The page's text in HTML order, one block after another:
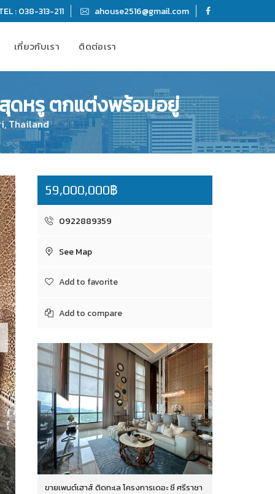
: 038-313-211 ahouse2516@gmail.com
เกี่ยวกับเรา ติดต่อเรา
สุดหรู ตกแต่งพร้อมอยู่
Thailand
59,000,000฿
0922889359
See Map
Add to favorite
Add to compare
ขายเพนต์เฮาส์ ติดทะเล โครงการเดอะ ซี ศรีราชา